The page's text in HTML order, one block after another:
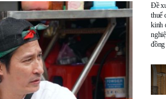
Đề
thuế
kinh
đồng